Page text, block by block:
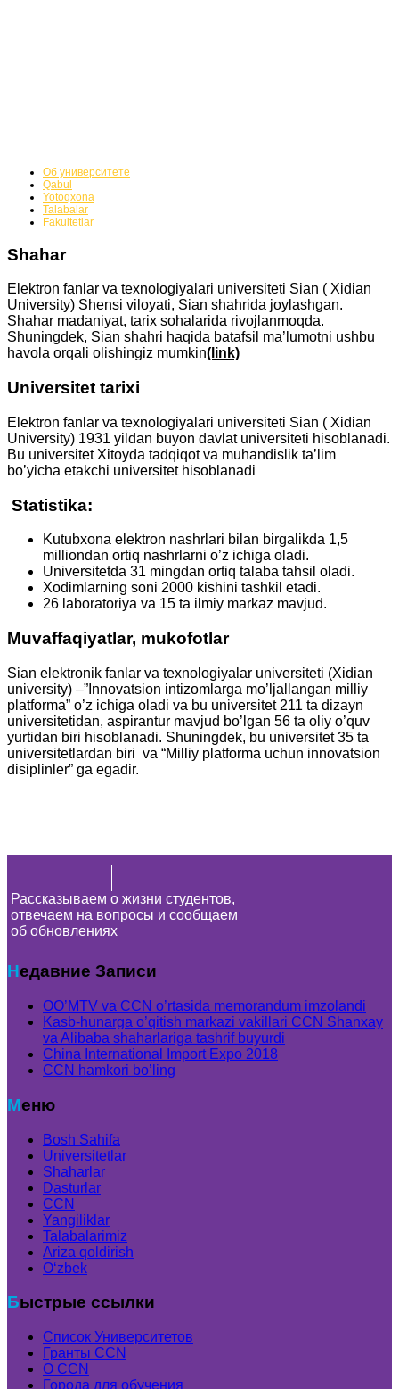
Об университете
Qabul
Yotoqxona
Talabalar
Fakultetlar
Shahar
Elektron fanlar va texnologiyalari universiteti Sian ( Xidian
University) Shensi viloyati, Sian shahrida joylashgan.
Shahar madaniyat, tarix sohalarida rivojlanmoqda.
Shuningdek, Sian shahri haqida batafsil ma’lumotni ushbu
havola orqali olishingiz mumkin(link)
Universitet tarixi
Elektron fanlar va texnologiyalari universiteti Sian ( Xidian
University) 1931 yildan buyon davlat universiteti hisoblanadi.
Bu universitet Xitoyda tadqiqot va muhandislik ta’lim
bo’yicha etakchi universitet hisoblanadi
Statistika:
Kutubxona elektron nashrlari bilan birgalikda 1,5
milliondan ortiq nashrlarni o’z ichiga oladi.
Universitetda 31 mingdan ortiq talaba tahsil oladi.
Xodimlarning soni 2000 kishini tashkil etadi.
26 laboratoriya va 15 ta ilmiy markaz mavjud.
Muvaffaqiyatlar, mukofotlar
Sian elektronik fanlar va texnologiyalar universiteti (Xidian
university) –”Innovatsion intizomlarga mo’ljallangan milliy
platforma” o’z ichiga oladi va bu universitet 211 ta dizayn
universitetidan, aspirantur mavjud bo’lgan 56 ta oliy o’quv
yurtidan biri hisoblanadi. Shuningdek, bu universitet 35 ta
universitetlardan biri va “Milliy platforma uchun innovatsion
disiplinler” ga egadir.
Рассказываем о жизни студентов,
отвечаем на вопросы и сообщаем
об обновлениях
Недавние Записи
OO’MTV va CCN o’rtasida memorandum imzolandi
Kasb-hunarga o’qitish markazi vakillari CCN Shanxay
va Alibaba shaharlariga tashrif buyurdi
China International Import Expo 2018
CCN hamkori bo’ling
Меню
Bosh Sahifa
Universitetlar
Shaharlar
Dasturlar
CCN
Yangiliklar
Talabalarimiz
Ariza qoldirish
Oʻzbek
Быстрые ссылки
Список Университетов
Гранты ССN
О ССN
Города для обучения